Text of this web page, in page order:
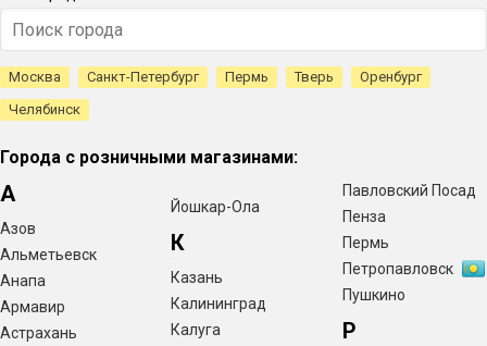
Москва Санкт-Петербург Пермь Тверь
Оренбург
Челябинск
Города с розничными магазинами:
А
Азов
Альметьевск
Анапа
Армавир
Астрахань
Йошкар-Ола
К
Казань
Калининград
Калуга
Павловский Посад
Пенза
Пермь
Петропавловск
Пушкино
Р